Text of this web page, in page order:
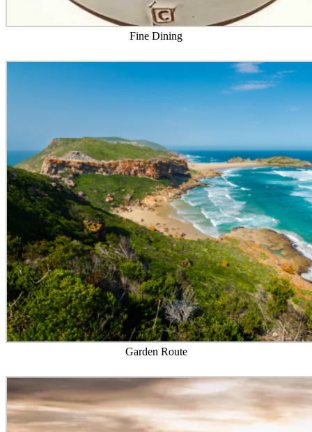
Fine Dining
Garden Route